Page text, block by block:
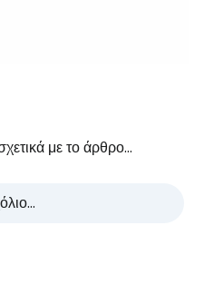
με το άρθρο...